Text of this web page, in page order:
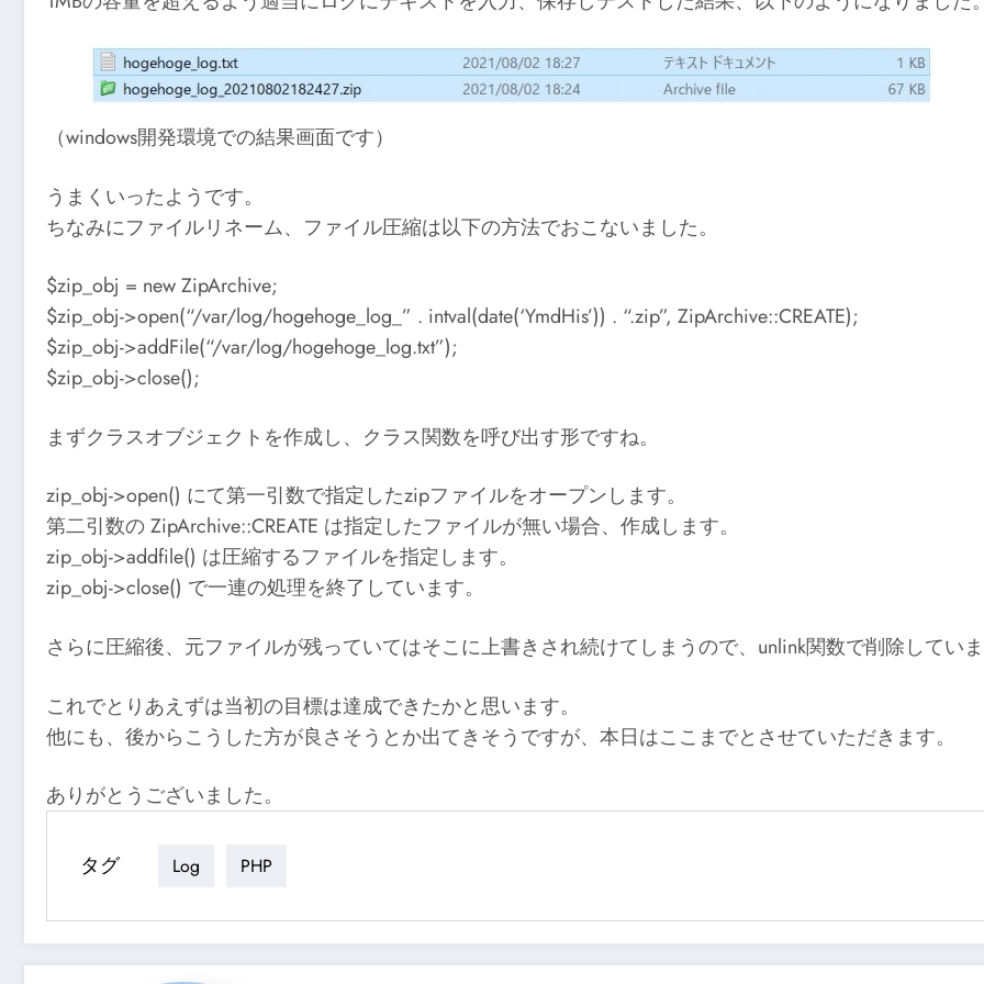
（windows開発環境での結果画面です）
うまくいったようです。
ちなみにファイルリネーム、ファイル圧縮は以下の方法でおこないました。
$zip_obj = new ZipArchive;
$zip_obj->open(“/var/log/hogehoge_log_” . intval(date(‘YmdHis’)) . “.zip”, ZipArchive::CREATE);
$zip_obj->addFile(“/var/log/hogehoge_log.txt”);
$zip_obj->close();
まずクラスオブジェクトを作成し、クラス関数を呼び出す形ですね。
zip_obj->open() にて第一引数で指定したzipファイルをオープンします。
第二引数の ZipArchive::CREATE は指定したファイルが無い場合、作成します。
zip_obj->addfile() は圧縮するファイルを指定します。
zip_obj->close() で一連の処理を終了しています。
さらに圧縮後、元ファイルが残っていてはそこに上書きされ続けてしまうので、unlink関数で削除してい
これでとりあえずは当初の目標は達成できたかと思います。
他にも、後からこうした方が良さそうとか出てきそうですが、本日はここまでとさせていただきます。
ありがとうございました。
タグ Log PHP